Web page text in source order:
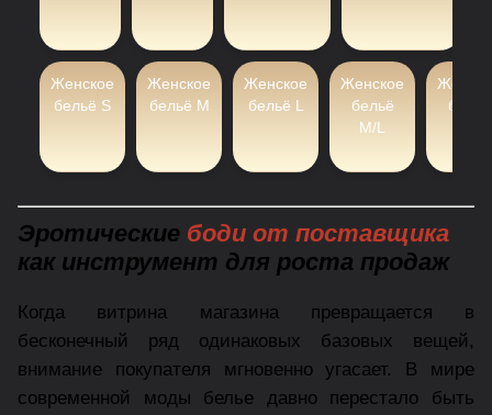
Женское
бельё S
Женское
бельё M
Женское
бельё L
Женское
бельё
M/L
бельё
Эротические боди от поставщика
как инструмент для роста продаж
Когда витрина магазина превращается в
бесконечный ряд одинаковых базовых вещей,
внимание покупателя мгновенно угасает. В мире
современной моды белье давно перестало быть